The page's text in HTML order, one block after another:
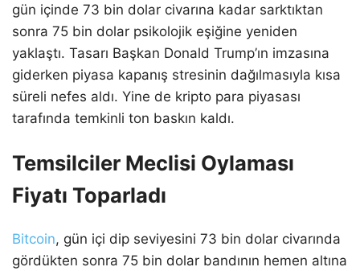
gün içinde 73 bin dolar civarına kadar sarktıktan
sonra 75 bin dolar psikolojik eşiğine yeniden
yaklaştı. Tasarı Başkan Donald Trump’ın imzasına
giderken piyasa kapanış stresinin dağılmasıyla kısa
süreli nefes aldı. Yine de kripto para piyasası
tarafında temkinli ton baskın kaldı.
Temsilciler Meclisi Oylaması
Fiyatı Toparladı
Bitcoin, gün içi dip seviyesini 73 bin dolar civarında
gördükten sonra 75 bin dolar bandının hemen altına